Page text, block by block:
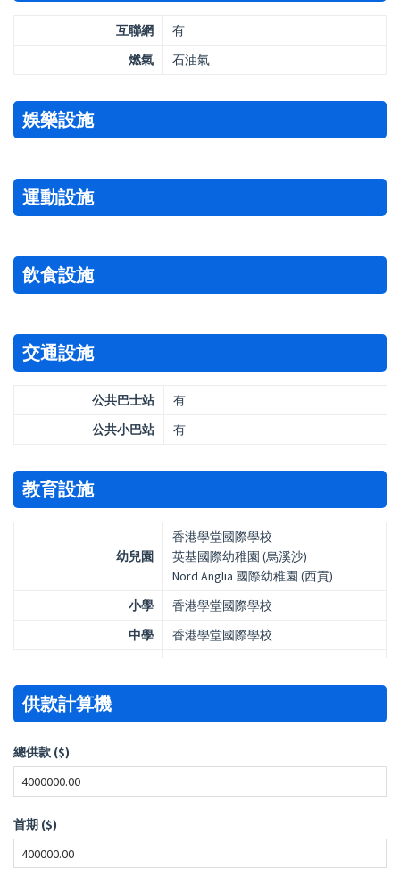
互聯網
有
燃氣
石油氣
娛樂設施
運動設施
飲食設施
交通設施
公共巴士站
有
公共小巴站
有
教育設施
幼兒園
香港學堂國際學校
英基國際幼稚園 (烏溪沙)
Nord Anglia 國際幼稚園 (西貢)
小學
香港學堂國際學校
中學
香港學堂國際學校
供款計算機
總供款 ($)
首期 ($)